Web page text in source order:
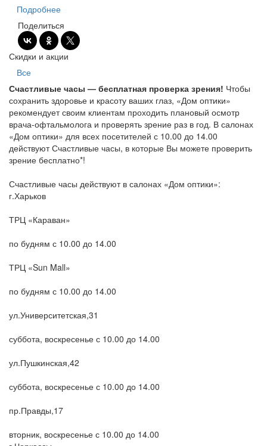
Подробнее
Поделиться
Скидки и акции
Все
Счастливые часы — бесплатная проверка зрения! Чтобы
сохранить здоровье и красоту ваших глаз, «Дом оптики»
рекомендует своим клиентам проходить плановый осмотр
врача-офтальмолога и проверять зрение раз в год. В салонах
«Дом оптики» для всех посетителей с 10.00 до 14.00
действуют Счастливые часы, в которые Вы можете проверить
зрение бесплатно*!
Счастливые часы действуют в салонах «Дом оптики»:
г.Харьков
ТРЦ «Караван»
по будням с 10.00 до 14.00
ТРЦ «Sun Mall»
по будням с 10.00 до 14.00
ул.Университетская,31
суббота, воскресенье с 10.00 до 14.00
ул.Пушкинская,42
суббота, воскресенье с 10.00 до 14.00
пр.Правды,17
вторник, воскресенье с 10.00 до 14.00